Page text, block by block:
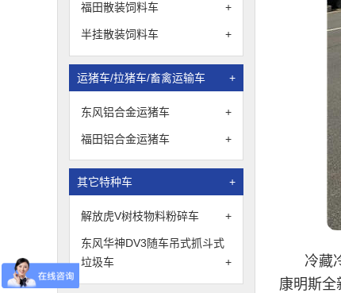
福田散装饲料车 +
半挂散装饲料车 +
运猪车/拉猪车/畜禽运输车 +
东风铝合金运猪车 +
福田铝合金运猪车 +
其它特种车 +
解放虎V树枝物料粉碎车 +
东风华神DV3随车吊式抓斗式
垃圾车
+ 冷藏
康明斯全